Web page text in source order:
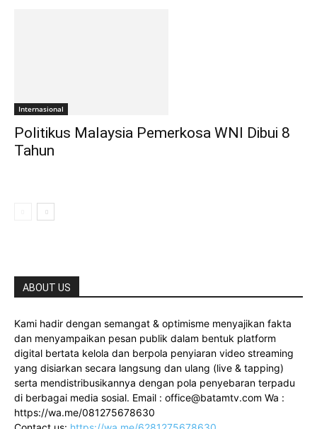
Internasional
Politikus Malaysia Pemerkosa WNI Dibui 8
Tahun
ABOUT US
Kami hadir dengan semangat & optimisme menyajikan fakta
dan menyampaikan pesan publik dalam bentuk platform
digital bertata kelola dan berpola penyiaran video streaming
yang disiarkan secara langsung dan ulang (live & tapping)
serta mendistribusikannya dengan pola penyebaran terpadu
di berbagai media sosial. Email : office@batamtv.com Wa :
https://wa.me/081275678630